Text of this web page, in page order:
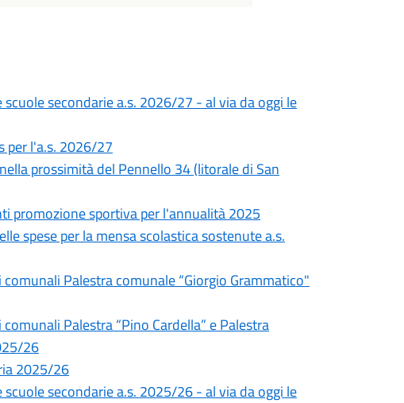
secondarie a.s. 2026/27 - al via da oggi le
per l'a.s. 2026/27
prossimità del Pennello 34 (litorale di San
promozione sportiva per l'annualità 2025
spese per la mensa scolastica sostenute a.s.
Palestra comunale “Giorgio Grammatico"
Palestra “Pino Cardella” e Palestra
26
2025/26
secondarie a.s. 2025/26 - al via da oggi le